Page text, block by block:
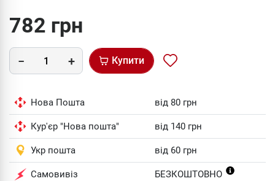
782 грн
Купити
Нова Пошта від 80 грн
Кур'єр "Нова пошта" від 140 грн
Укр пошта від 60 грн
Самовивіз БЕЗКОШТОВНО